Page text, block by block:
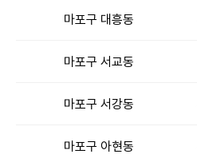
마포구 대흥동
마포구 서교동
마포구 서강동
마포구 아현동